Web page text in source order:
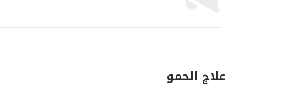
علاج الحمو